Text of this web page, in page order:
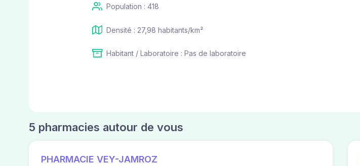
Population : 418
Densité : 27,98 habitants/km²
Habitant / Laboratoire : Pas de laboratoire
5 pharmacies autour de vous
PHARMACIE VEY-JAMROZ